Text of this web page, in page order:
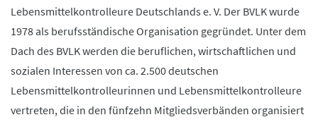
Lebensmittelkontrolleure Deutschlands e. V. Der BVLK wurde
1978 als berufsständische Organisation gegründet. Unter dem
Dach des BVLK werden die beruflichen, wirtschaftlichen und
sozialen Interessen von ca. 2.500 deutschen
Lebensmittelkontrolleurinnen und Lebensmittelkontrolleure
vertreten, die in den fünfzehn Mitgliedsverbänden organisiert